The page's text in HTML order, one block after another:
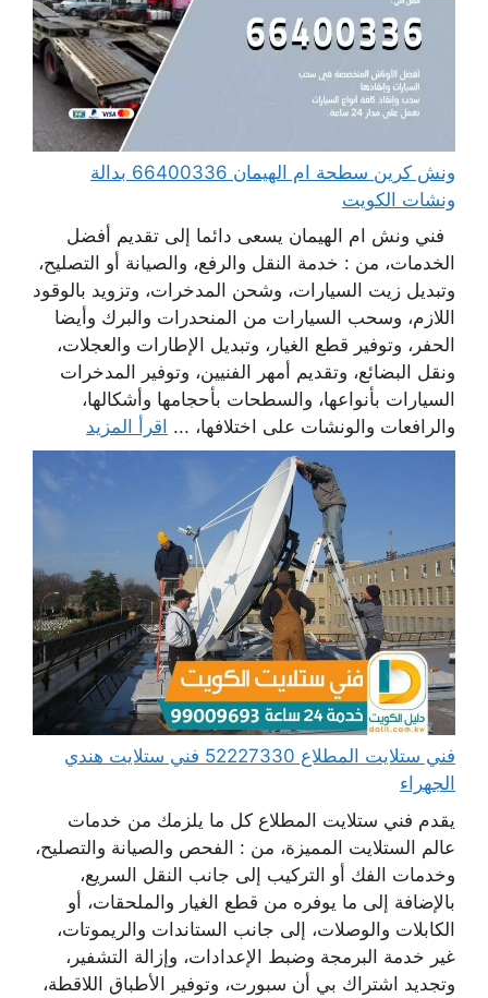
ونش كرين سطحة ام الهيمان 66400336 بدالة
ونشات الكويت
فني ونش ام الهيمان يسعى دائما إلى تقديم أفضل
الخدمات، من : خدمة النقل والرفع، والصيانة أو التصليح،
وتبديل زيت السيارات، وشحن المدخرات، وتزويد بالوقود
اللازم، وسحب السيارات من المنحدرات والبرك وأيضا
الحفر، وتوفير قطع الغيار، وتبديل الإطارات والعجلات،
ونقل البضائع، وتقديم أمهر الفنيين، وتوفير المدخرات
السيارات بأنواعها، والسطحات بأحجامها وأشكالها،
والرافعات والونشات على اختلافها، ... اقرأ المزيد
فني ستلايت المطلاع 52227330 فني ستلايت هندي
الجهراء
يقدم فني ستلايت المطلاع كل ما يلزمك من خدمات
عالم الستلايت المميزة، من : الفحص والصيانة والتصليح،
وخدمات الفك أو التركيب إلى جانب النقل السريع،
بالإضافة إلى ما يوفره من قطع الغيار والملحقات، أو
الكابلات والوصلات، إلى جانب الستاندات والريموتات،
غير خدمة البرمجة وضبط الإعدادات، وإزالة التشفير،
وتجديد اشتراك بي أن سبورت، وتوفير الأطباق اللاقطة،